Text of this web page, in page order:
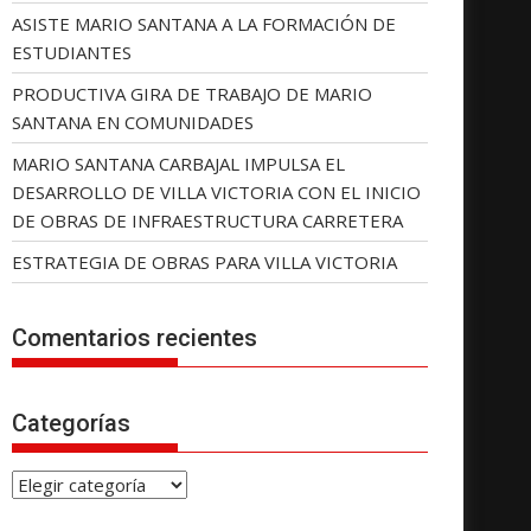
ASISTE MARIO SANTANA A LA FORMACIÓN DE
ESTUDIANTES
PRODUCTIVA GIRA DE TRABAJO DE MARIO
SANTANA EN COMUNIDADES
MARIO SANTANA CARBAJAL IMPULSA EL
DESARROLLO DE VILLA VICTORIA CON EL INICIO
DE OBRAS DE INFRAESTRUCTURA CARRETERA
ESTRATEGIA DE OBRAS PARA VILLA VICTORIA
Comentarios recientes
Categorías
C